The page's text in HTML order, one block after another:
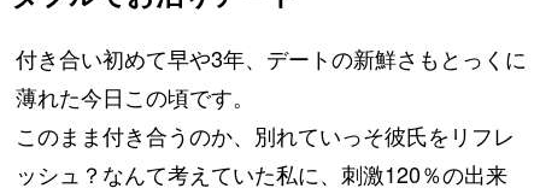
付き合い初めて早や3年、デートの新鮮さもとっくに
薄れた今日この頃です。
このまま付き合うのか、別れていっそ彼氏をリフレ
ッシュ？なんて考えていた私に、刺激120％の出来